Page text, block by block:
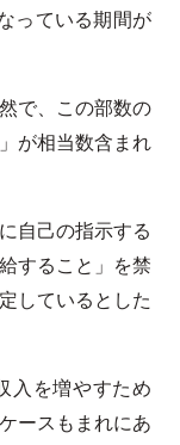
っている期間が
で、この部数の
が相当数含まれ
自己の指示する
すること」を禁
しているとした
入を増やすため
ースもまれにあ